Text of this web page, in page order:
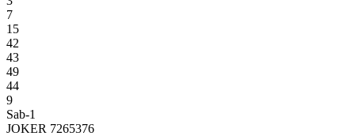
7
15
42
43
49
44
9
Sab-1
JOKER 7265376